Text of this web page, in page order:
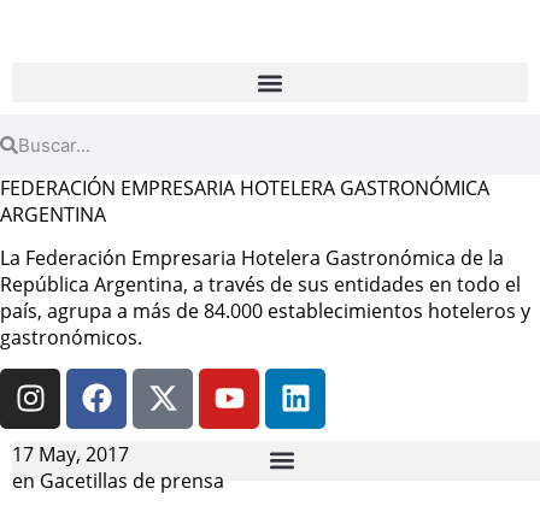
FEDERACIÓN EMPRESARIA HOTELERA GASTRONÓMICA
ARGENTINA
La Federación Empresaria Hotelera Gastronómica de la
República Argentina, a través de sus entidades en todo el
país, agrupa a más de 84.000 establecimientos hoteleros y
gastronómicos.
17 May, 2017
en Gacetillas de prensa